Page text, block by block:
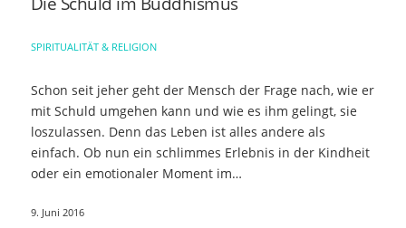
SPIRITUALITÄT & RELIGION
Schon seit jeher geht der Mensch der Frage nach, wie er
mit Schuld umgehen kann und wie es ihm gelingt, sie
loszulassen. Denn das Leben ist alles andere als
einfach. Ob nun ein schlimmes Erlebnis in der Kindheit
oder ein emotionaler Moment im…
9. Juni 2016